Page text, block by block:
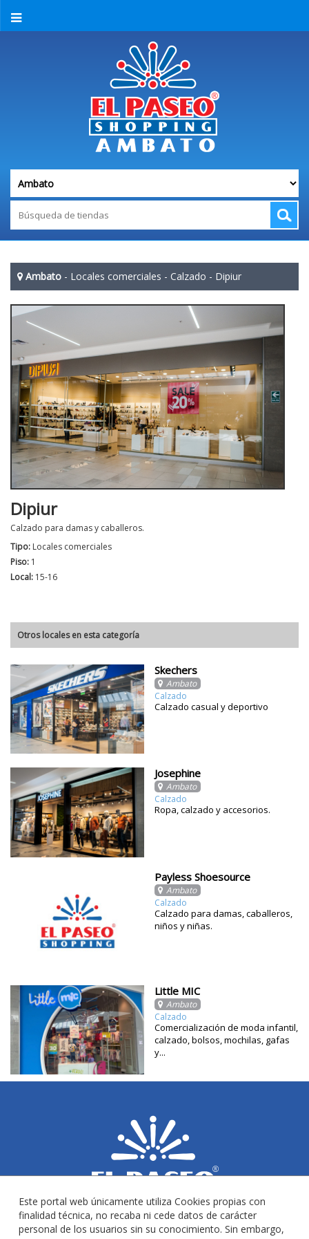
Ambato - Locales comerciales - Calzado - Dipiur
Dipiur
Calzado para damas y caballeros.
Tipo: Locales comerciales
Piso: 1
Local: 15-16
Otros locales en esta categoría
Skechers
Ambato
Calzado
Calzado casual y deportivo
Josephine
Ambato
Calzado
Ropa, calzado y accesorios.
Payless Shoesource
Ambato
Calzado
Calzado para damas, caballeros,
niños y niñas.
Little MIC
Ambato
Calzado
Comercialización de moda infantil,
calzado, bolsos, mochilas, gafas
y...
Este portal web únicamente utiliza Cookies propias con
finalidad técnica, no recaba ni cede datos de carácter
personal de los usuarios sin su conocimiento. Sin embargo,